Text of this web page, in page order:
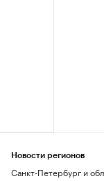
Новости регионов
Санкт-Петербург и